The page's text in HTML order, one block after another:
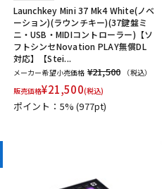
DTM
レコーディング機器
Launchkey Mini 37 Mk4 White(ノベ
ーション)(ラウンチキー)(37鍵盤ミ
ニ・USB・MIDIコントローラー)【ソ
フトシンセNovation PLAY無償DL
対応】【Stei...
メーカー希望小売価格 ¥21,500
（税込）
販売価格¥21,500(税込)
ポイント：5%(977pt)